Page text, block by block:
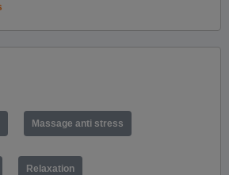
Massage anti stress
Relaxation